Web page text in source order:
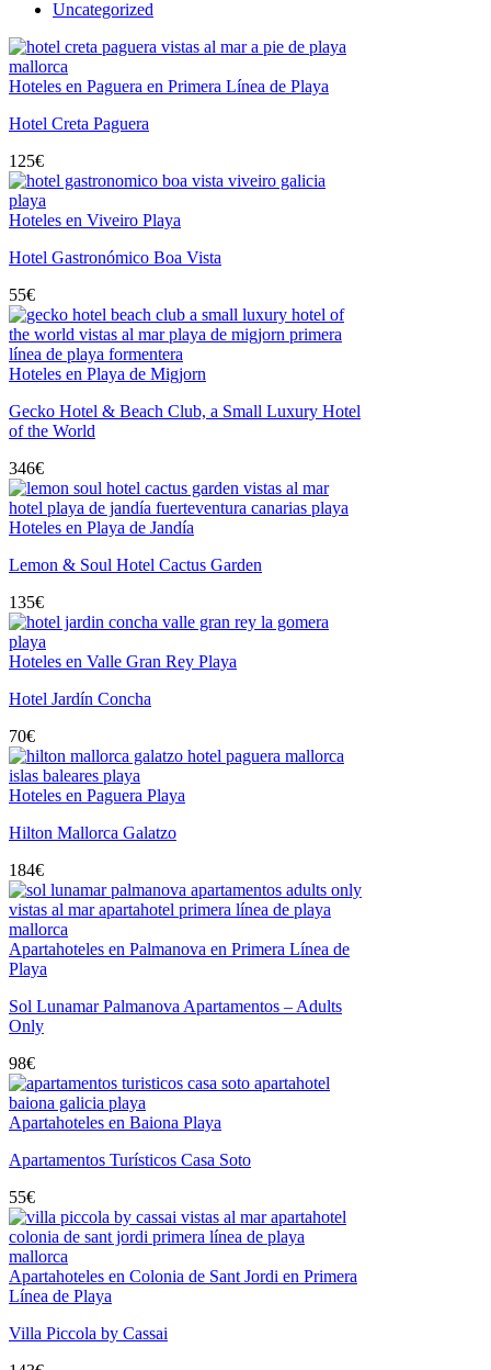
Uncategorized
Hoteles en Paguera en Primera Línea de Playa
Hotel Creta Paguera
125€
Hoteles en Viveiro Playa
Hotel Gastronómico Boa Vista
55€
Hoteles en Playa de Migjorn
Gecko Hotel & Beach Club, a Small Luxury Hotel
of the World
346€
Hoteles en Playa de Jandía
Lemon & Soul Hotel Cactus Garden
135€
Hoteles en Valle Gran Rey Playa
Hotel Jardín Concha
70€
Hoteles en Paguera Playa
Hilton Mallorca Galatzo
184€
Apartahoteles en Palmanova en Primera Línea de
Playa
Sol Lunamar Palmanova Apartamentos – Adults
Only
98€
Apartahoteles en Baiona Playa
Apartamentos Turísticos Casa Soto
55€
Apartahoteles en Colonia de Sant Jordi en Primera
Línea de Playa
Villa Piccola by Cassai